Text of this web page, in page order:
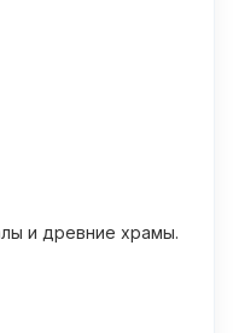
и древние храмы.